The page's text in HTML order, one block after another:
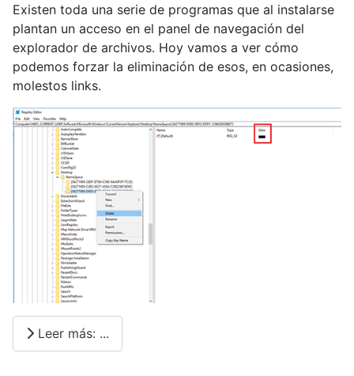
Existen toda una serie de programas que al instalarse
plantan un acceso en el panel de navegación del
explorador de archivos. Hoy vamos a ver cómo
podemos forzar la eliminación de esos, en ocasiones,
molestos links.
Leer más: ...